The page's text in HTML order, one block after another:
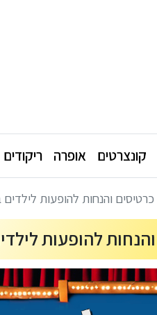
קונצרטים אופרה ריקודים